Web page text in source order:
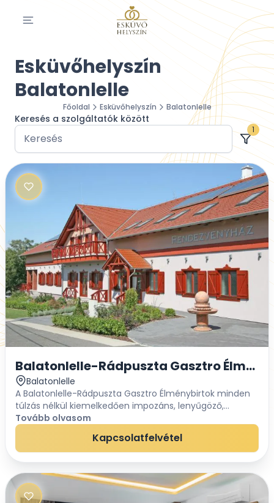
Esküvőhelyszín
Balatonlelle
Főoldal Esküvőhelyszín Balatonlelle
Keresés a szolgáltatók között
1
Balatonlelle-Rádpuszta Gasztro
Balatonlelle
A Balatonlelle-Rádpuszta Gasztro Élménybirtok minden
túlzás nélkül kiemelkedően impozáns, lenyűgöző,
romantikus helyszín, mely tökéletes választás a nagy
nap főszereplőinek és a vendégeknek egyaránt....
Tovább olvasom
Kapcsolatfelvétel